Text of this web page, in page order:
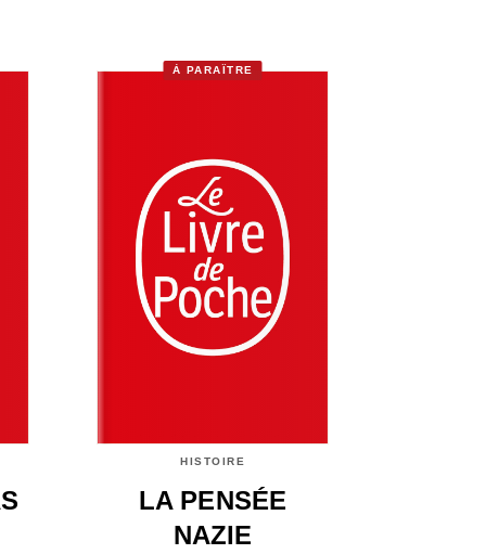
À PARAÎTRE
HISTOIRE
LA PENSÉE
NAZIE